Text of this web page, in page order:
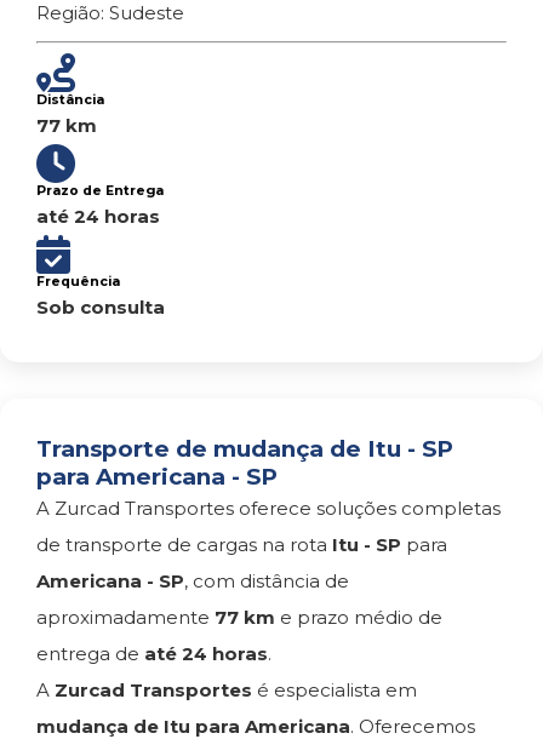
Região: Sudeste
Distância
77 km
Prazo de Entrega
até 24 horas
Frequência
Sob consulta
Transporte de mudança de Itu - SP
para Americana - SP
A Zurcad Transportes oferece soluções completas
de transporte de cargas na rota Itu - SP para
Americana - SP, com distância de
aproximadamente 77 km e prazo médio de
entrega de até 24 horas.
A Zurcad Transportes é especialista em
mudança de Itu para Americana. Oferecemos